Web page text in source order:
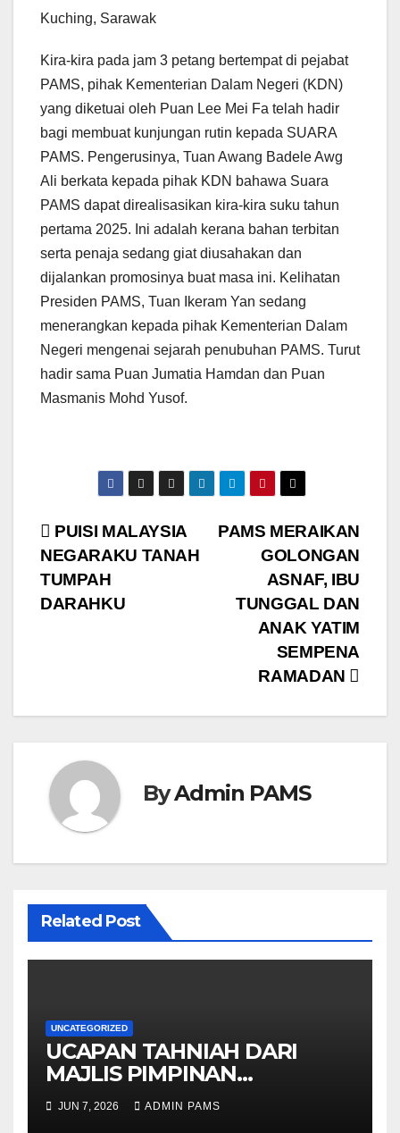
Kuching, Sarawak
Kira-kira pada jam 3 petang bertempat di pejabat
PAMS, pihak Kementerian Dalam Negeri (KDN)
yang diketuai oleh Puan Lee Mei Fa telah hadir
bagi membuat kunjungan rutin kepada SUARA
PAMS. Pengerusinya, Tuan Awang Badele Awg
Ali berkata kepada pihak KDN bahawa Suara
PAMS dapat direalisasikan kira-kira suku tahun
pertama 2025. Ini adalah kerana bahan terbitan
serta penaja sedang giat diusahakan dan
dijalankan promosinya buat masa ini. Kelihatan
Presiden PAMS, Tuan Ikeram Yan sedang
menerangkan kepada pihak Kementerian Dalam
Negeri mengenai sejarah penubuhan PAMS. Turut
hadir sama Puan Jumatia Hamdan dan Puan
Masmanis Mohd Yusof.
Post
navigation
PAMS MERAIKAN
GOLONGAN
ASNAF, IBU
TUNGGAL DAN
ANAK YATIM
SEMPENA
RAMADAN
PUISI MALAYSIA
NEGARAKU TANAH
TUMPAH
DARAHKU
ByAdmin PAMS
Related Post
UNCATEGORIZED
UCAPAN TAHNIAH DARI
MAJLIS PIMPINAN
TERTINGGI PAMS DAN
SELURUH WARGA
JUN 7, 2026 ADMIN PAMS